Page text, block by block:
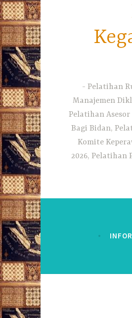
Pelatihan
Manajemen
Pelatihan Asesor
Bagi Bidan,
Komite
2026, Pelatihan